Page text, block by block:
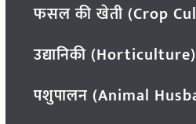
फसल की खेती (Crop
उद्यानिकी (Horticulture)
पशुपालन (Animal